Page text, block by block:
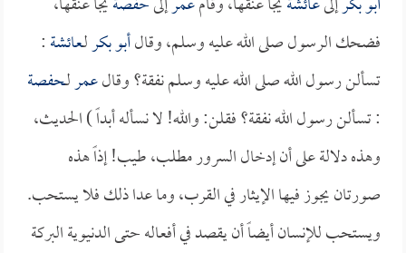
فضحك الرسول صلى الله عليه وسلم، وقالأبو بكرلـعائشة:
تسألن رسول الله صلى الله عليه وسلم نفقة؟ وقالعمرلـحفصة
: تسألن رسول الله نفقة؟ فقلن: والله! لا نسأله أبداً ) الحديث،
وهذه دلالة على أن إدخال السرور مطلب، طيب! إذاً هذه
صورتان يجوز فيها الإيثار في القرب، وما عدا ذلك فلا يستحب.
ويستحب للإنسان أيضاً أن يقصد في أفعاله حتى الدنيوية البركة